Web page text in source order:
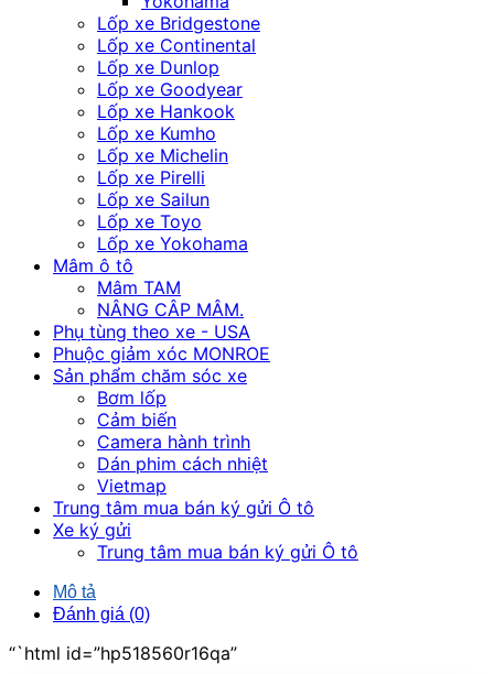
Lốp xe Bridgestone
Lốp xe Continental
Lốp xe Dunlop
Lốp xe Goodyear
Lốp xe Hankook
Lốp xe Kumho
Lốp xe Michelin
Lốp xe Pirelli
Lốp xe Sailun
Lốp xe Toyo
Lốp xe Yokohama
Mâm ô tô
Mâm TAM
NÂNG CÂP MÂM.
Phụ tùng theo xe - USA
Phuộc giảm xóc MONROE
Sản phẩm chăm sóc xe
Bơm lốp
Cảm biến
Camera hành trình
Dán phim cách nhiệt
Vietmap
Trung tâm mua bán ký gửi Ô tô
Xe ký gửi
Trung tâm mua bán ký gửi Ô tô
Mô tả
Đánh giá (0)
“`html id=”hp518560r16qa”